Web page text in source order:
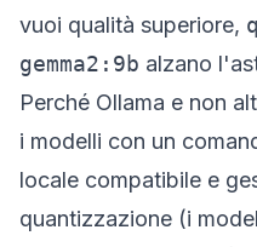
vuoi qualità superiore,
gemma2:9b alzano
Perché Ollama e non
i modelli con un
locale compatibile e
quantizzazione (i